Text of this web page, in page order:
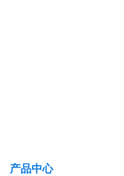
产品中心